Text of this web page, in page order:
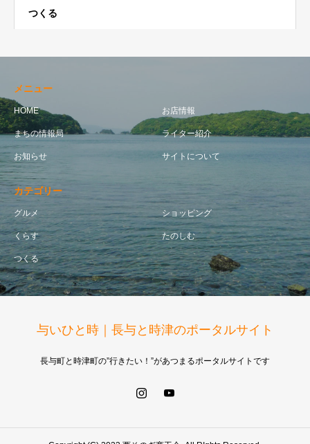
つくる
メニュー
HOME お店情報
まちの情報局 ライター紹介
お知らせ サイトについて
カテゴリー
グルメ ショッピング
くらす たのしむ
つくる
与いひと時｜長与と時津のポータルサイト
長与町と時津町の”行きたい！”があつまるポータルサイトです